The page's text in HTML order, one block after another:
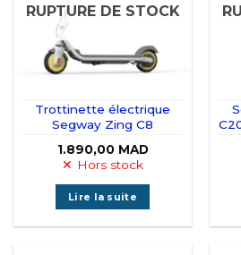
RUPTURE DE STOCK
Trottinette électrique
Segway Zing C8
1.890,00 MAD
Hors stock
Lire la suite